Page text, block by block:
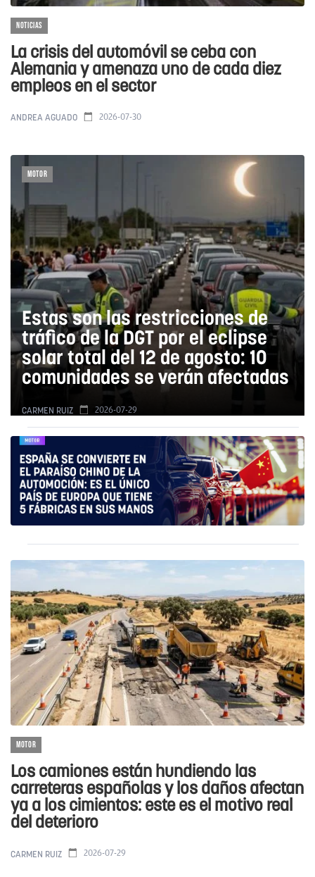
NOTICIAS
La crisis del automóvil se ceba con
Alemania y amenaza uno de cada diez
empleos en el sector
ANDREA AGUADO 2026-07-30
MOTOR
Estas son las restricciones de
tráfico de la DGT por el eclipse
solar total del 12 de agosto: 10
comunidades se verán afectadas
CARMEN RUIZ 2026-07-29
MOTOR
Los camiones están hundiendo las
carreteras españolas y los daños afectan
ya a los cimientos: este es el motivo real
del deterioro
CARMEN RUIZ 2026-07-29